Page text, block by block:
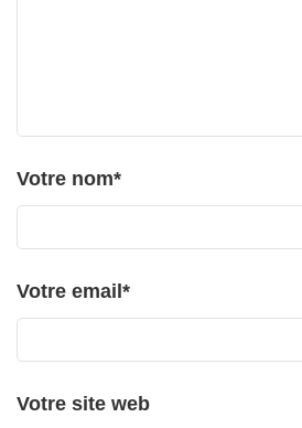
Votre nom*
Votre email *
Votre site web